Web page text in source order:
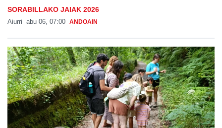
SORABILLAKO JAIAK 2026
Aiurri abu 06, 07:00 ANDOAIN